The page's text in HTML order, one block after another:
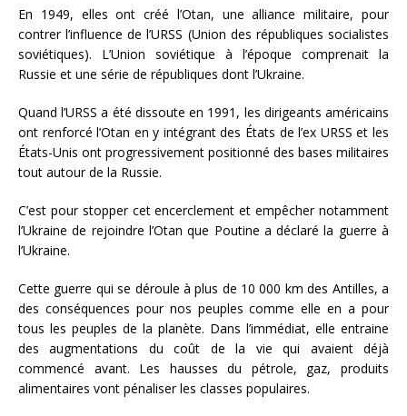
En 1949, elles ont créé l’Otan, une alliance militaire, pour
contrer l’influence de l’URSS (Union des républiques socialistes
soviétiques). L’Union soviétique à l’époque comprenait la
Russie et une série de républiques dont l’Ukraine.
Quand l’URSS a été dissoute en 1991, les dirigeants américains
ont renforcé l’Otan en y intégrant des États de l’ex URSS et les
États-Unis ont progressivement positionné des bases militaires
tout autour de la Russie.
C’est pour stopper cet encerclement et empêcher notamment
l’Ukraine de rejoindre l’Otan que Poutine a déclaré la guerre à
l’Ukraine.
Cette guerre qui se déroule à plus de 10 000 km des Antilles, a
des conséquences pour nos peuples comme elle en a pour
tous les peuples de la planète. Dans l’immédiat, elle entraine
des augmentations du coût de la vie qui avaient déjà
commencé avant. Les hausses du pétrole, gaz, produits
alimentaires vont pénaliser les classes populaires.